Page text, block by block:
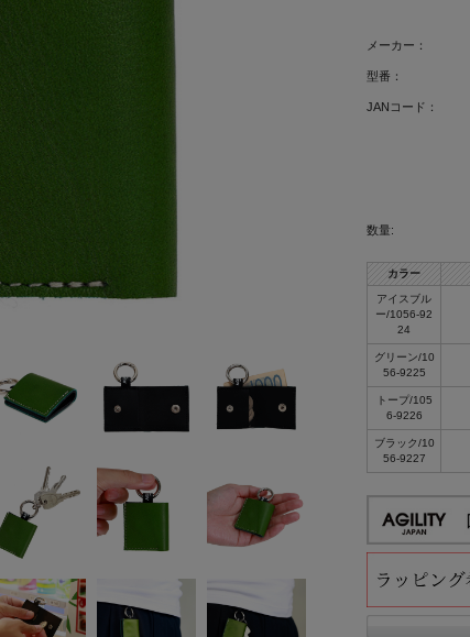
メーカー：
型番：
JANコード：
数量:
カラー
アイスブル
ー/1056-92
24
グリーン/10
56-9225
トープ/105
6-9226
ブラック/10
56-9227